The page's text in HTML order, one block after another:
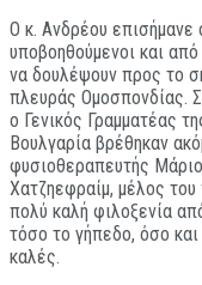
Ο κ. Ανδρέου επισήμανε
υποβοηθούμενοι και
να δουλέψουν προς το
πλευράς Ομοσπονδίας.
ο Γενικός Γραμματέας
Βουλγαρία βρέθηκαν
φυσιοθεραπευτής
Χατζηεφραίμ, μέλος του
πολύ καλή φιλοξενία
τόσο το γήπεδο, όσο
καλές.